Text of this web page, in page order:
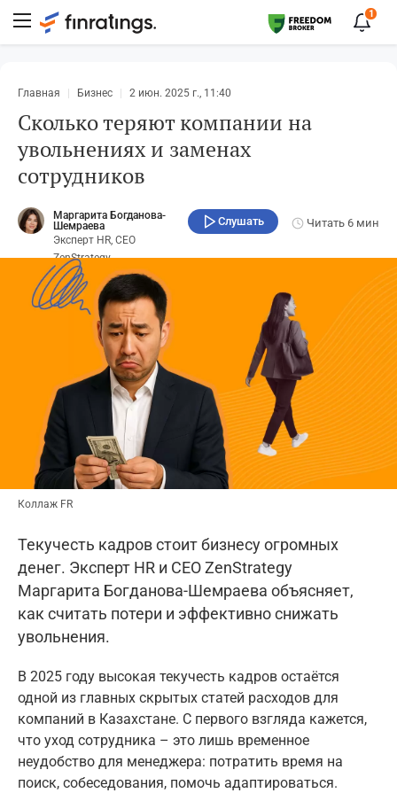
1
Главная Бизнес 2 июн. 2025 г., 11:40
Сколько теряют компании на
увольнениях и заменах
сотрудников
Маргарита Богданова-
Шемраева
Эксперт HR, CEO
ZenStrategy
Слушать Читать 6 мин
Коллаж FR
Текучесть кадров стоит бизнесу огромных
денег. Эксперт HR и CEO ZenStrategy
Маргарита Богданова-Шемраева объясняет,
как считать потери и эффективно снижать
увольнения.
В 2025 году высокая текучесть кадров остаётся
одной из главных скрытых статей расходов для
компаний в Казахстане. С первого взгляда кажется,
что уход сотрудника – это лишь временное
неудобство для менеджера: потратить время на
поиск, собеседования, помочь адаптироваться.